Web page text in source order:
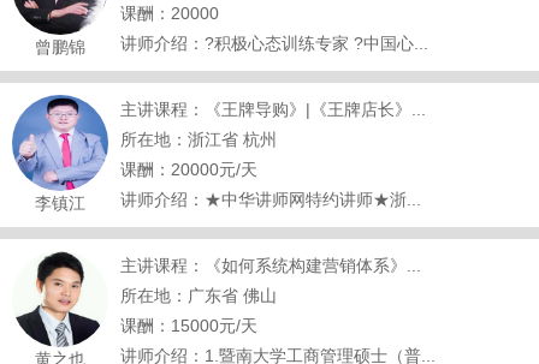
曾鹏锦
课酬：20000
讲师介绍：?积极心态训练专家 ?中国心...
李镇江
主讲课程：《王牌导购》|《王牌店长》...
所在地：浙江省 杭州
课酬：20000元/天
讲师介绍：★中华讲师网特约讲师★浙...
黄之也
主讲课程：《如何系统构建营销体系》...
所在地：广东省 佛山
课酬：15000元/天
讲师介绍：1.暨南大学工商管理硕士（普...